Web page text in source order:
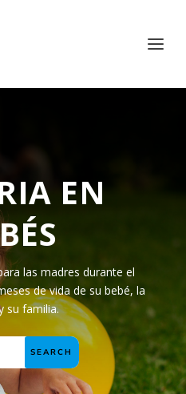
EN
las madres durante el
de vida de su bebé, la
su familia.